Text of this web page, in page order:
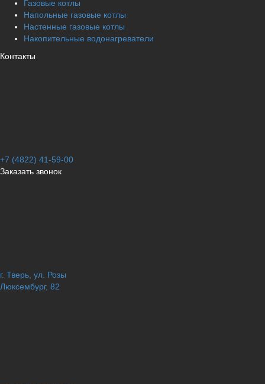
Газовые котлы
Напольные газовые котлы
Настенные газовые котлы
Накопительные водонагреватели
Контакты
+7 (4822) 41-59-00
Заказать звонок
г. Тверь, ул. Розы
Люксембург, 82